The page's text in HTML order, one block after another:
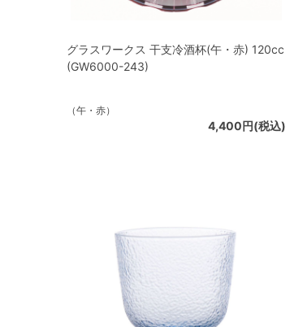
グラスワークス 干支冷酒杯(午・赤) 120cc
(GW6000-243)
（午・赤）
4,400円(税込)